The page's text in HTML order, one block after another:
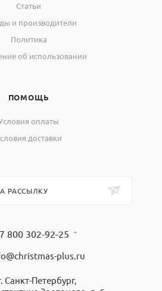
Статьи
и производители
Политика
об использовании
ПОМОЩЬ
оплаты
доставки
РАССЫЛКУ
800 302-92-25
plus.ru
Санкт-Петербург,